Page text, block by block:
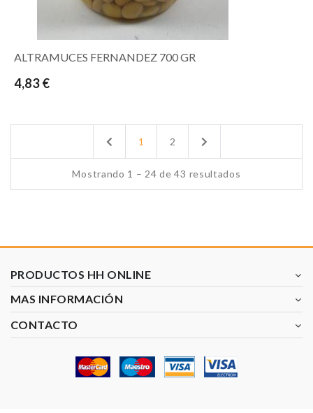
ALTRAMUCES FERNANDEZ 700 GR
4,83 €
Previous
1 2 Next
Mostrando 1 – 24 de 43 resultados
PRODUCTOS HH ONLINE
MAS INFORMACIÓN
CONTACTO